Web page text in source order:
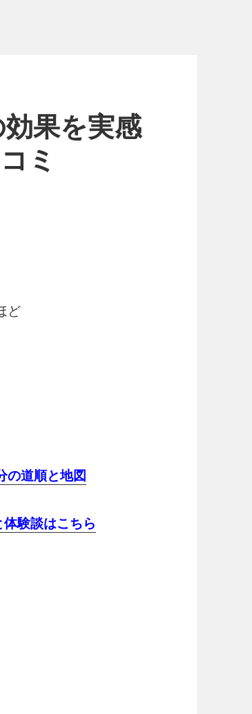
果を実感
ミ
ど
の道順と地図
験談はこちら